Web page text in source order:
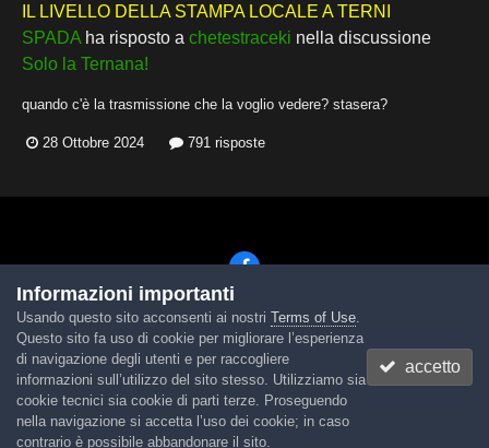
IL LIVELLO DELLA STAMPA LOCALE A TERNI
SPADA ha risposto a chetestraceki nella discussione
Solo la Ternana!
quando c'è la trasmissione che la voglio vedere? stasera?
28 Ottobre 2024 791 risposte
Lingua Tema Contattaci Cookies
Powered by Invision Community
Informazioni importanti
Usando questo sito acconsenti ai nostri Terms of Use.
Questo sito fa uso di cookie per migliorare l’esperienza
di navigazione degli utenti e per raccogliere
informazioni sull’utilizzo del sito stesso. Utilizziamo sia
cookie tecnici sia cookie di parti terze. Proseguendo
nella navigazione si accetta l’uso dei cookie; in caso
contrario è possibile abbandonare il sito.
accetto